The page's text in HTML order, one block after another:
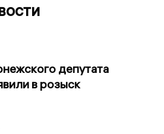
депутата
в розыск